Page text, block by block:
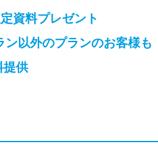
資料プレゼント
以外のプランのお客様も
提供